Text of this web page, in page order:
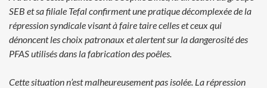
SEB et safiliale Tefal confirment une pratique décomplexée de la
répression syndicalevisant à faire taire celles et ceux qui
dénoncent les choix patronaux etalertent sur la dangerosité des
PFAS utilisés dans la fabrication des poêles.
Cette situation n’est malheureusement pas isolée. La répression